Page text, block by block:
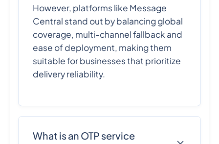
However, platforms like Message
Central stand out by balancing global
coverage, multi-channel fallback and
ease of deployment, making them
suitable for businesses that prioritize
delivery reliability.
What is an OTP service